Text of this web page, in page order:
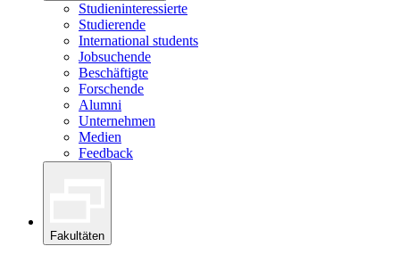
Studieninteressierte
Studierende
International students
Jobsuchende
Beschäftigte
Forschende
Alumni
Unternehmen
Medien
Feedback
Fakultäten